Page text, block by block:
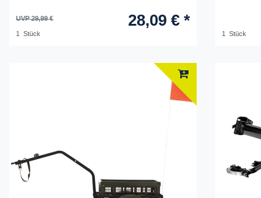
UVP 29,99 € 28,09 € *
1 Stück 1 Stück